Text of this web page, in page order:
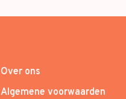
Over ons
Algemene voorwaarden